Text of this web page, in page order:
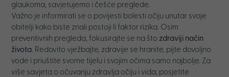
glaukoma, savjetujemo i češće preglede.
Važno je informirati se o povijesti bolesti očiju unutar svoje
obitelji kako biste znali postoji li faktor rizika. Osim
preventivnih pregleda, fokusirajte se na što zdraviji način
života. Redovito vježbajte, zdravije se hranite, pijte dovoljno
vode i priuštite svome tijelu i svojim očima samo najbolje. Za
više savjeta o očuvanju zdravlja očiju i vida, posjetite